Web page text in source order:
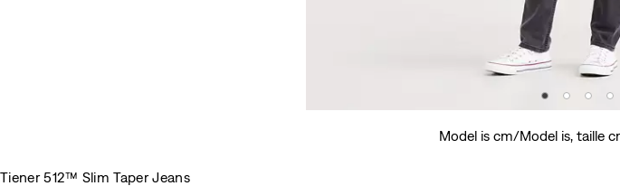
Model is cm/Model is, taille
Tiener 512™ Slim Taper Jeans